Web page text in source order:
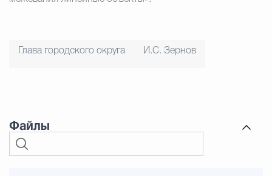
Глава городского округа И.С. Зернов
Файлы